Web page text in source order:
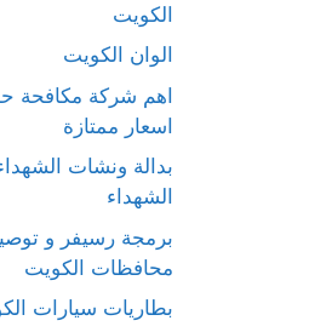
الكويت
الوان الكويت
اهم شركة مكافحة
اسعار ممتازة
بدالة ونشات
الشهداء
محافظات الكويت
بطاريات سيارات